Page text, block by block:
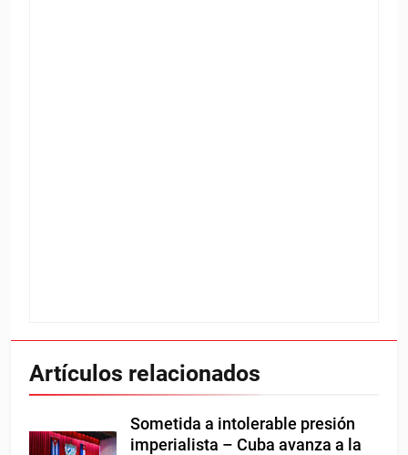
Artículos relacionados
Sometida a intolerable presión
imperialista – Cuba avanza a la